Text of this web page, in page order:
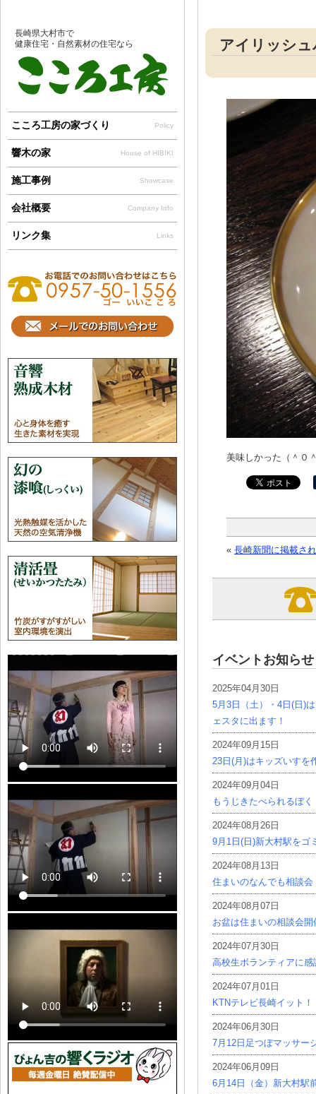
アイリッシ
美味しかった（＾０
« 長崎新聞に掲載さ
イベントお知らせ
2025年04月30日
5月3日（土）・4日(日)
ェスタに出ます！
2024年09月15日
23日(月)はキッズいすを
2024年09月04日
もうじきたべられるぼく
2024年08月26日
9月1日(日)新大村駅をゴ
2024年08月13日
住まいのなんでも相談会
2024年08月07日
お盆は住まいの相談会開
2024年07月30日
高校生ボランティアに感
2024年07月01日
KTNテレビ長崎イット！
2024年06月30日
7月12日足つぼマッサー
2024年06月09日
6月14日（金）新大村駅
長崎県大村市で
健康住宅・自然素材の住宅なら
こころ工房の家づくり Policy
響木の家 House of HIBIKI
施工事例 Showcase
会社概要 Company Info
リンク集 Links